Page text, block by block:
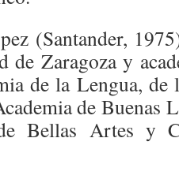
(Santander,
de Zaragoza y
de la Lengua, de
de Buenas
Bellas Artes y